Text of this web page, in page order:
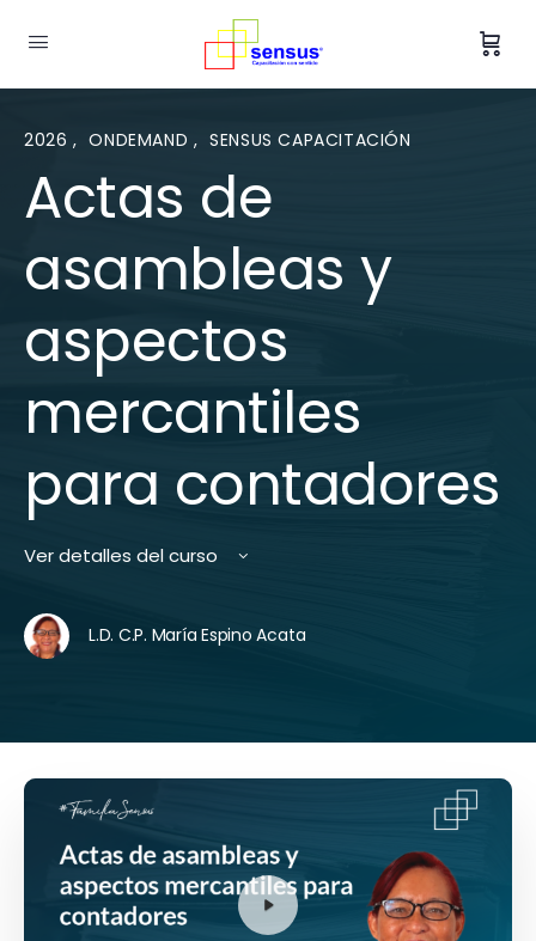
2026, ONDEMAND , SENSUS CAPACITACIÓN
Actas de
asambleas y
aspectos
mercantiles
para contadores
Ver detalles del curso
L.D. C.P. María Espino Acata